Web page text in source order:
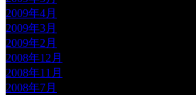
2009年4月
2009年3月
2009年2月
2008年12月
2008年11月
2008年7月